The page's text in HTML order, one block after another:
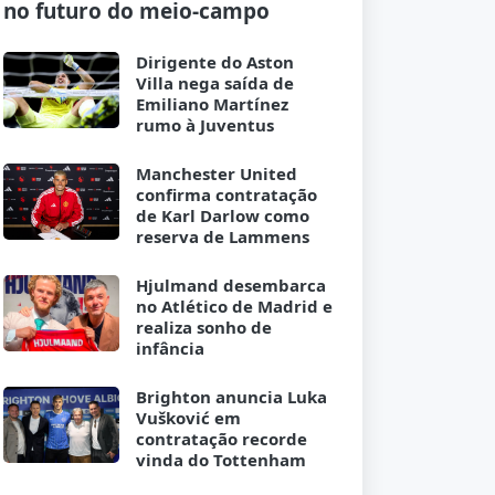
no futuro do meio-campo
Dirigente do Aston
Villa nega saída de
Emiliano Martínez
rumo à Juventus
Manchester United
confirma contratação
de Karl Darlow como
reserva de Lammens
Hjulmand desembarca
no Atlético de Madrid e
realiza sonho de
infância
Brighton anuncia Luka
Vušković em
contratação recorde
vinda do Tottenham